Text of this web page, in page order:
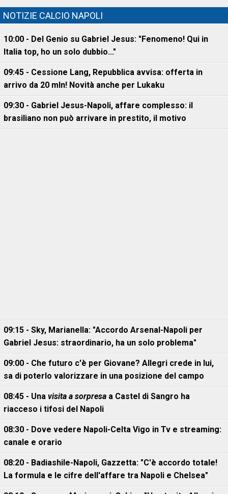
NOTIZIE CALCIO NAPOLI
10:00 - Del Genio su Gabriel Jesus: "Fenomeno! Qui in
Italia top, ho un solo dubbio..."
09:45 - Cessione Lang, Repubblica avvisa: offerta in
arrivo da 20 mln! Novità anche per Lukaku
09:30 - Gabriel Jesus-Napoli, affare complesso: il
brasiliano non può arrivare in prestito, il motivo
09:15 - Sky, Marianella: "Accordo Arsenal-Napoli per
Gabriel Jesus: straordinario, ha un solo problema"
09:00 - Che futuro c'è per Giovane? Allegri crede in lui,
sa di poterlo valorizzare in una posizione del campo
08:45 - Una visita a sorpresa a Castel di Sangro ha
riacceso i tifosi del Napoli
08:30 - Dove vedere Napoli-Celta Vigo in Tv e streaming:
canale e orario
08:20 - Badiashile-Napoli, Gazzetta: "C'è accordo totale!
La formula e le cifre dell'affare tra Napoli e Chelsea"